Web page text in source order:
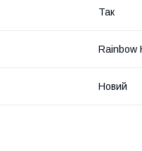
Так
Rainbow
Новий